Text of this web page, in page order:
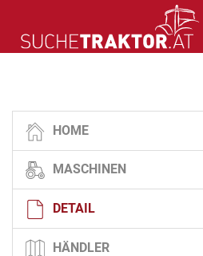
HOME
MASCHINEN
DETAIL
HÄNDLER